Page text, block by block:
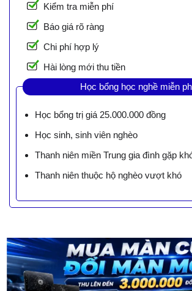
Kiểm tra miễn phí
Báo giá rõ ràng
Chi phí hợp lý
Hài lòng mới thu tiền
Học bổng học nghề miễn
Học bổng trị giá 25.000.000 đồng
Học sinh, sinh viên nghèo
Thanh niên miền Trung gia đình gặp
Thanh niên thuộc hộ nghèo vượt khó